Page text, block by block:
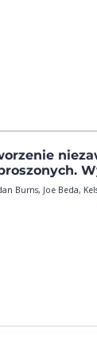
Burns, Joe Beda,